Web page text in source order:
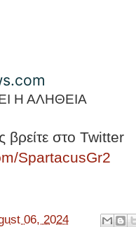
Η ΑΛΗΘΕΙΑ
βρείτε στο Twitter
SpartacusGr2
06, 2024